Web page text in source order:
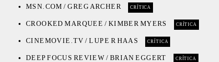
MSN.COM / GREG ARCHER CRÍTICA
CROOKED MARQUEE / KIMBER MYERS CRÍTICA
CINEMOVIE.TV / LUPE R HAAS CRÍTICA
DEEP FOCUS REVIEW / BRIAN EGGERT CRÍTICA